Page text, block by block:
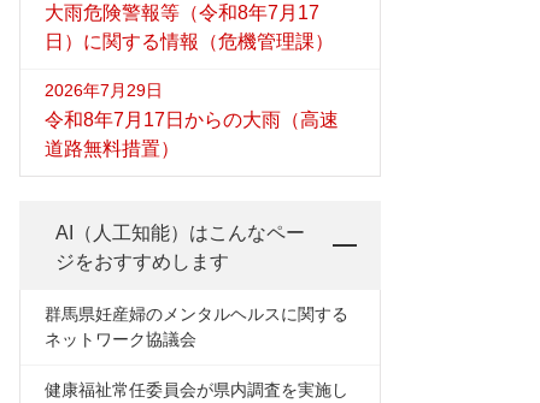
大雨危険警報等（令和8年7月17
日）に関する情報（危機管理課）
2026年7月29日
令和8年7月17日からの大雨（高速
道路無料措置）
AI（人工知能）はこんなペー
ジをおすすめします
群馬県妊産婦のメンタルヘルスに関する
ネットワーク協議会
健康福祉常任委員会が県内調査を実施し